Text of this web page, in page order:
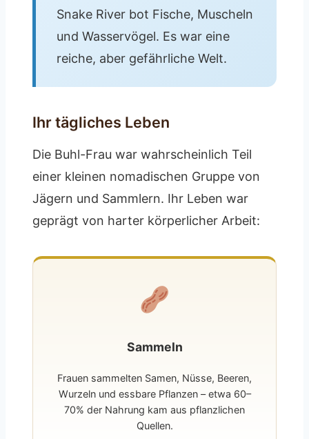
Snake River bot Fische, Muscheln
und Wasservögel. Es war eine
reiche, aber gefährliche Welt.
Ihr tägliches Leben
Die Buhl-Frau war wahrscheinlich Teil
einer kleinen nomadischen Gruppe von
Jägern und Sammlern. Ihr Leben war
geprägt von harter körperlicher Arbeit:
Sammeln
Frauen sammelten Samen, Nüsse, Beeren,
Wurzeln und essbare Pflanzen – etwa 60–
70% der Nahrung kam aus pflanzlichen
Quellen.